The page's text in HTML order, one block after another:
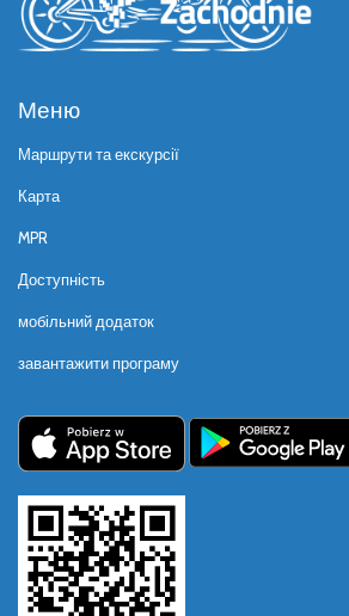
Меню
Маршрути та екскурсії
Карта
MPR
Доступність
мобільний додаток
завантажити програму